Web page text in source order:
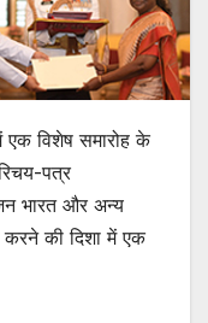
में एक विशेष समारोह के
पत्र
भारत और अन्य
की दिशा में एक